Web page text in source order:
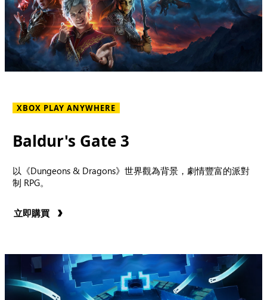
XBOX PLAY ANYWHERE
Baldur's Gate 3
以《Dungeons & Dragons》世界觀為背景，劇情豐富的派對
制 RPG。
立即購買